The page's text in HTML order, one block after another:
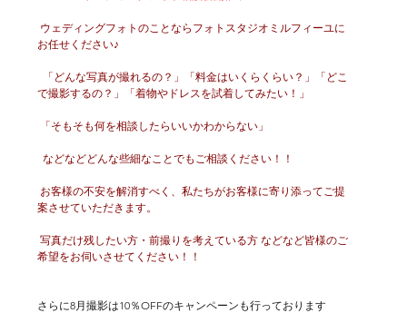
ウェディングフォトのことならフォトスタジオミルフィーユに
お任せください♪
「どんな写真が撮れるの？」「料金はいくらくらい？」「どこ
で撮影するの？」「着物やドレスを試着してみたい！」
「そもそも何を相談したらいいかわからない」
などなどどんな些細なことでもご相談ください！！
お客様の不安を解消すべく、私たちがお客様に寄り添ってご提
案させていただきます。
写真だけ残したい方・前撮りを考えている方 などなど皆様のご
希望をお伺いさせてください！！
さらに8月撮影は10％OFFのキャンペーンも行っております